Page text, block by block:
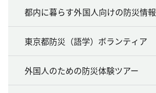
都内に暮らす外国人向けの防災情報
東京都防災（語学）ボランティア
外国人のための防災体験ツアー